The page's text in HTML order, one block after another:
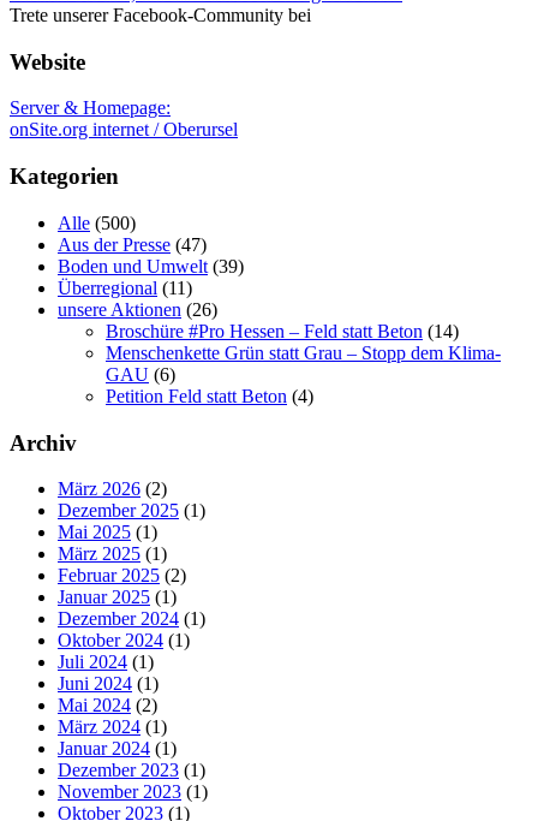
Trete unserer Facebook-Community bei
Website
Server & Homepage:
onSite.org internet / Oberursel
Kategorien
Alle (500)
Aus der Presse (47)
Boden und Umwelt (39)
Überregional (11)
unsere Aktionen (26)
Broschüre #Pro Hessen – Feld statt Beton (14)
Menschenkette Grün statt Grau – Stopp dem Klima-
GAU (6)
Petition Feld statt Beton (4)
Archiv
März 2026 (2)
Dezember 2025 (1)
Mai 2025 (1)
März 2025 (1)
Februar 2025 (2)
Januar 2025 (1)
Dezember 2024 (1)
Oktober 2024 (1)
Juli 2024 (1)
Juni 2024 (1)
Mai 2024 (2)
März 2024 (1)
Januar 2024 (1)
Dezember 2023 (1)
November 2023 (1)
Oktober 2023 (1)